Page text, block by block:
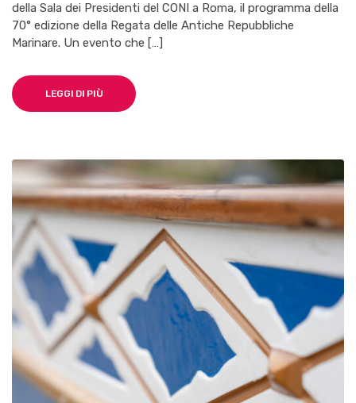
DELLE
ANTICHE
della Sala dei Presidenti del CONI a Roma, il programma della
70° edizione della Regata delle Antiche Repubbliche
Marinare. Un evento che […]
LEGGI DI PIÙ